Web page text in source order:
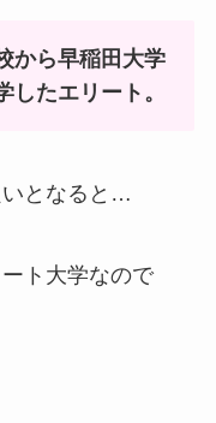
から早稲田大学
したエリート。
いとなると…
ト大学なので